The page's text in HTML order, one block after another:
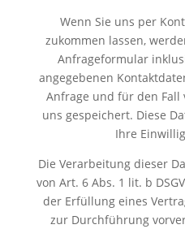
Wenn Sie uns per
zukommen lassen,
Anfrageformular
angegebenen
Anfrage und für den Fall
uns gespeichert. Diese
Ihre
Die Verarbeitung dieser
von Art. 6 Abs. 1 lit. b
der Erfüllung eines
zur Durchführung